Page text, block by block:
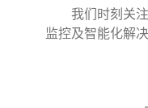
我们时刻关
监控及智能化解